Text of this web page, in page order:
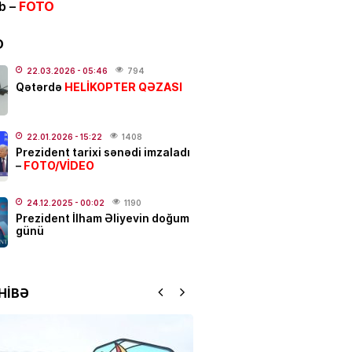
- 00:12
Ad günü keçirilən generalın
oldu
sabiq nazir vəfat
– FOTO
22.03.2026 - 05:46 794
Qətərdə HELİKOPTER QƏZASI
22.01.2026 - 15:22 1408
Prezident tarixi sənədi imzaladı
– FOTO/VİDEO
24.12.2025 - 00:02 1190
Prezident İlham Əliyevin doğum
günü